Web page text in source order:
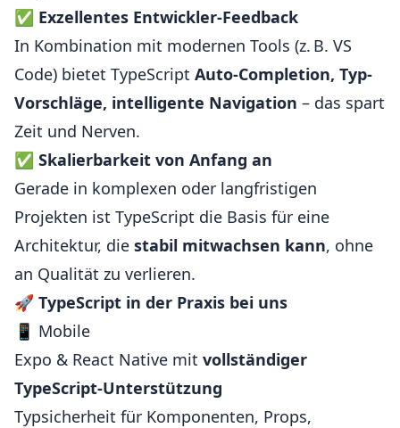
✅ Exzellentes Entwickler-Feedback
In Kombination mit modernen Tools (z. B. VS
Code) bietet TypeScript Auto-Completion, Typ-
Vorschläge, intelligente Navigation – das spart
Zeit und Nerven.
✅ Skalierbarkeit von Anfang an
Gerade in komplexen oder langfristigen
Projekten ist TypeScript die Basis für eine
Architektur, die stabil mitwachsen kann, ohne
an Qualität zu verlieren.
🚀 TypeScript in der Praxis bei uns
📱 Mobile
Expo & React Native mit vollständiger
TypeScript-Unterstützung
Typsicherheit für Komponenten, Props,